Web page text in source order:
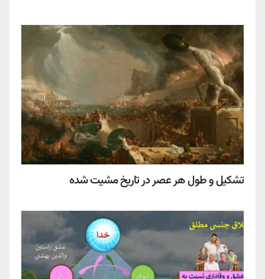
تشکیل و طول هر عصر در تاریخ مشیت شده